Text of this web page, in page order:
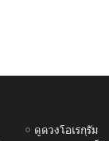
ดูดวงโอเรกุรัม